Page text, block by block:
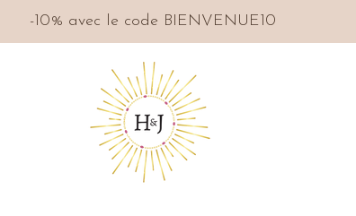
-10% avec le code BIENVENUE10